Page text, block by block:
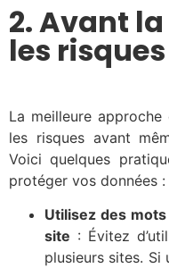
2.Avant
les risques
La meilleure
les risques avant
Voici quelques
protéger vos données :
Utilisez des
site : Évitez
plusieurs sites.